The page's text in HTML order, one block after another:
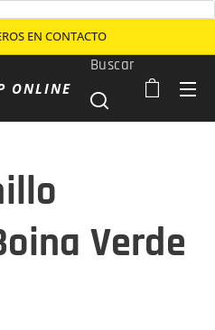
EN CONTACTO
ONLINE
Buscar
Verde